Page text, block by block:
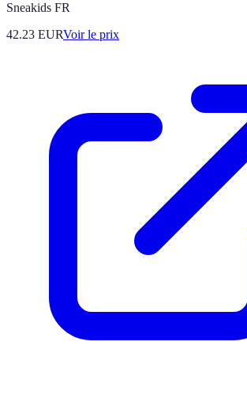
Sneakids FR
42.23 EURVoir le prix